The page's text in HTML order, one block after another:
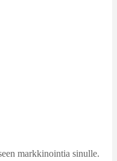
markkinointia sinulle.